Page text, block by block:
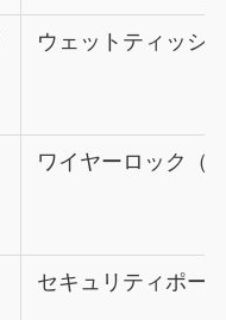
ウェットティッシ
ワイヤーロック（
セキュリティポー